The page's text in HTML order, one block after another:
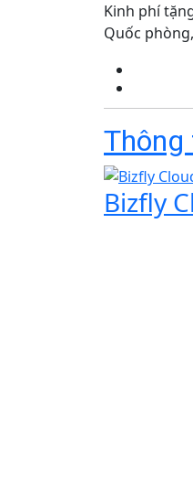
Kinh phí
Quốc
Thông
Bizfly